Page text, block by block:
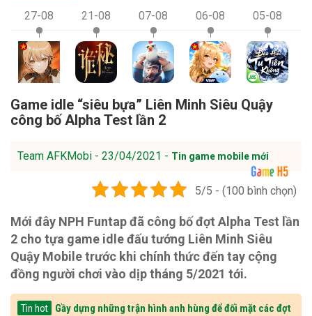
27-08 21-08 07-08 06-08 05-08
Game idle “siêu bựa” Liên Minh Siêu Quậy
công bố Alpha Test lần 2
Team AFKMobi - 23/04/2021 - Tin game mobile mới
5/5 - (100 bình chọn)
Mới đây NPH Funtap đã công bố đợt Alpha Test lần
2 cho tựa game idle đấu tướng Liên Minh Siêu
Quậy Mobile trước khi chính thức đến tay cộng
đồng người chơi vào dịp tháng 5/2021 tới.
Tin hot
Gầy dựng những trận hình anh hùng để đối mặt các đợt